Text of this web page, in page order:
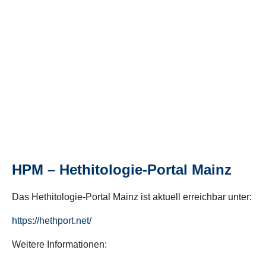
HPM – Hethitologie-Portal Mainz
Das Hethitologie-Portal Mainz ist aktuell erreichbar unter:
https://hethport.net/
Weitere Informationen: